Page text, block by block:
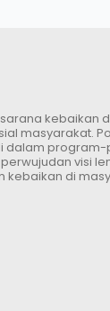
kebaikan
masyarakat.
dalam
visi
di